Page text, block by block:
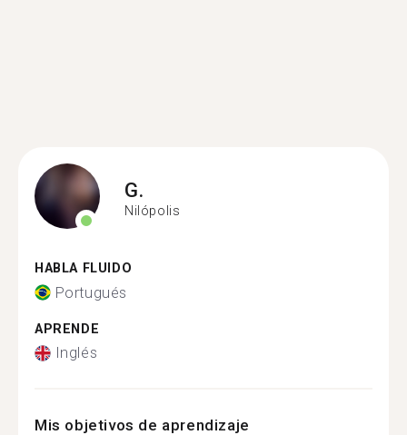
G.
Nilópolis
HABLA FLUIDO
Portugués
APRENDE
Inglés
Mis objetivos de aprendizaje